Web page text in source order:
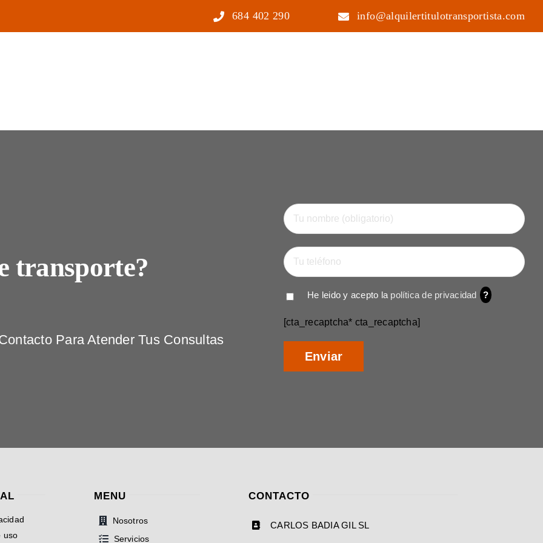
684 402 290 info@alquilertitulotransportista.com
transporte?
Para Atender Tus Consultas
He leido y acepto la política de privacidad ?
[cta_recaptcha* cta_recaptcha]
uso
MENU
Nosotros
Servicios
CONTACTO
CARLOS BADIA GIL SL